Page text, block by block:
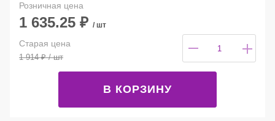
Розничная цена
1 635.25 ₽ / шт
Старая цена
1 914₽/ шт
В КОРЗИНУ